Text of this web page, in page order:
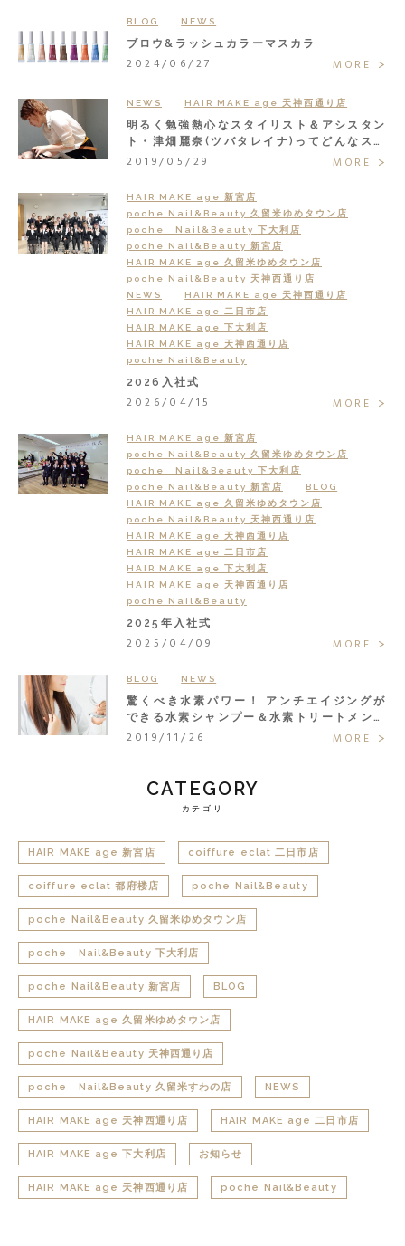
BLOG NEWS
ブロウ&ラッシュカラーマスカラ
2024/06/27 MORE
NEWS HAIR MAKE age 天神西通り店
明るく勉強熱心なスタイリスト＆アシスタン
ト・津畑麗奈(ツバタレイナ)ってどんなスタ
ッフ？
2019/05/29 MORE
HAIR MAKE age 新宮店
poche Nail&Beauty 久留米ゆめタウン店
poche Nail&Beauty 下大利店
poche Nail&Beauty 新宮店
HAIR MAKE age 久留米ゆめタウン店
poche Nail&Beauty 天神西通り店
NEWS
HAIR MAKE age 天神西通り店
HAIR MAKE age 二日市店
HAIR MAKE age 下大利店
HAIR MAKE age 天神西通り店
poche Nail&Beauty
2026入社式
2026/04/15 MORE
HAIR MAKE age 新宮店
poche Nail&Beauty 久留米ゆめタウン店
poche Nail&Beauty 下大利店
poche Nail&Beauty 新宮店
BLOG
HAIR MAKE age 久留米ゆめタウン店
poche Nail&Beauty 天神西通り店
HAIR MAKE age 天神西通り店
HAIR MAKE age 二日市店
HAIR MAKE age 下大利店
HAIR MAKE age 天神西通り店
poche Nail&Beauty
2025年入社式
2025/04/09 MORE
BLOG NEWS
驚くべき水素パワー！ アンチエイジングが
できる水素シャンプー＆水素トリートメント
で大人の髪悩みまるごと解決◎
2019/11/26 MORE
CATEGORY
カテゴリ
HAIR MAKE age 新宮店 coiffure eclat 二日市店
coiffure eclat 都府楼店 poche Nail&Beauty
poche Nail&Beauty 久留米ゆめタウン店
poche Nail&Beauty 下大利店
poche Nail&Beauty 新宮店 BLOG
HAIR MAKE age 久留米ゆめタウン店
poche Nail&Beauty 天神西通り店
poche Nail&Beauty 久留米すわの店 NEWS
HAIR MAKE age 天神西通り店 HAIR MAKE age 二日市店
HAIR MAKE age 下大利店 お知らせ
HAIR MAKE age 天神西通り店 poche Nail&Beauty